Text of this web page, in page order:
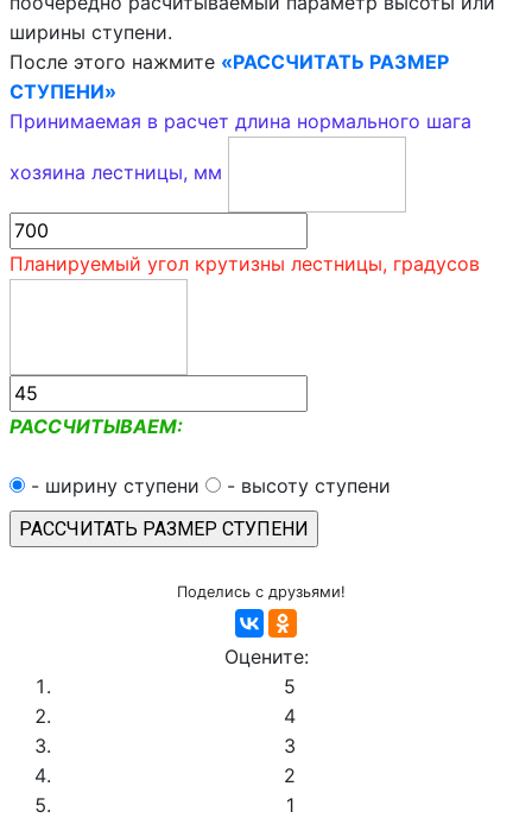
ширины ступени.
После этого нажмите «РАССЧИТАТЬ РАЗМЕР
СТУПЕНИ»
Принимаемая в расчет длина нормального шага
хозяина лестницы, мм
Планируемый угол крутизны лестницы, градусов
РАССЧИТЫВАЕМ:
- ширину ступени - высоту ступени
Поделись с друзьями!
Оцените:
5
4
3
2
1